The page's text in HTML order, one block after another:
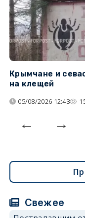
Крымчане и
на клещей
05/08/2026 12:43
Свежее